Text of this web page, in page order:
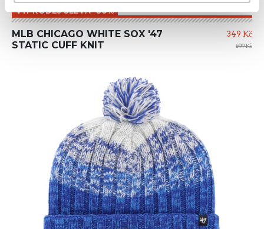
VÝPRODEJ SLEVA -50%
MLB CHICAGO WHITE SOX '47
STATIC CUFF KNIT
349 Kč
699 Kč